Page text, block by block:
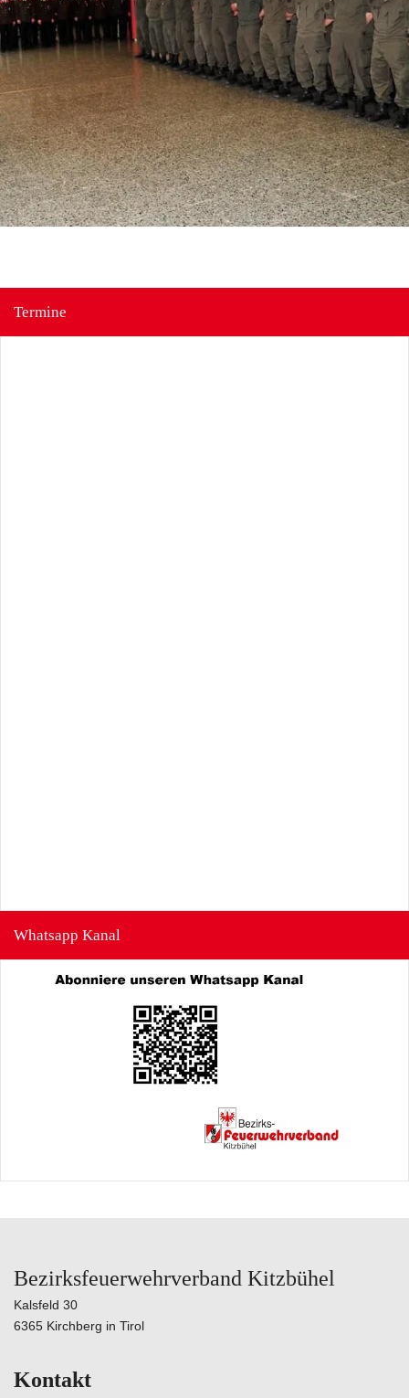
Termine
Whatsapp Kanal
Bezirksfeuerwehrverband Kitzbühel
Kalsfeld 30
6365 Kirchberg in Tirol
Kontakt